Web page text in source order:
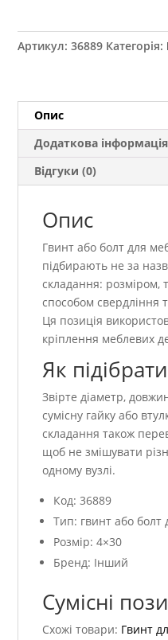
кількість
Артикул:36889 Категорія:
Опис
Додаткова інформація
Відгуки (0)
Опис
Гвинт або болт для
підбирають не за
складання: розміром,
способом свердління
Ця позиція
кріплення меблевих
Як підібрати
Звірте діаметр,
сумісну гайку або
складання також
щоб не змішувати
одному вузлі.
Код: 36889
Тип: гвинт або болт
Розмір: 4×30
Бренд: Інший
Сумісні
Схожі товари: Гвинт